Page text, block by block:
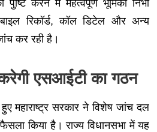
करने में महत्वपूर्ण भूमिका निभा
रिकॉर्ड, कॉल डिटेल और अन्य
कर रही है।
करेगी एसआईटी का गठन
महाराष्ट्र सरकार ने विशेष जांच दल
किया है। राज्य विधानसभा में यह